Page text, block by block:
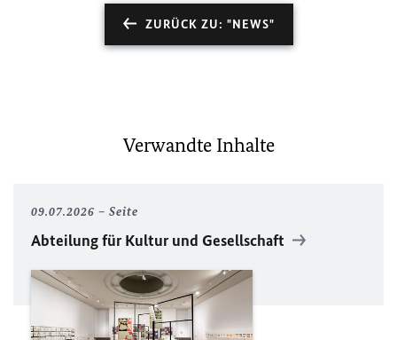
ZURÜCK ZU: "NEWS"
Verwandte Inhalte
09.07.2026 Seite
Abteilung für Kultur und Gesellschaft